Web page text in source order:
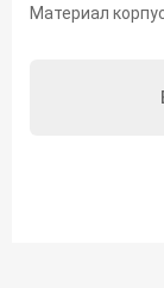
Материал